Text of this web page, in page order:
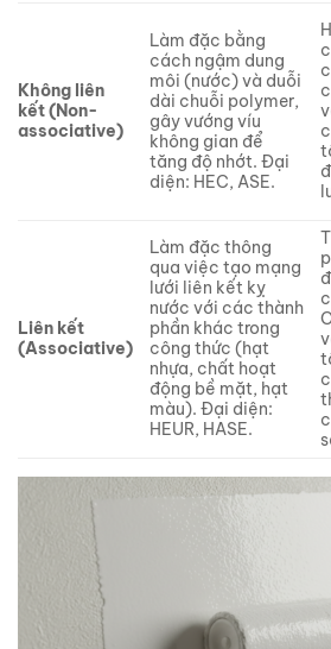
Không liên
kết (Non-
associative)
Làm đặc bằng
cách ngậm dung
môi (nước) và duỗi
dài chuỗi polymer,
gây vướng víu
không gian để
tăng độ nhớt. Đại
diện: HEC, ASE.
Liên kết
(Associative)
Làm đặc thông
qua việc tạo mạng
lưới liên kết kỵ
nước với các thành
phần khác trong
công thức (hạt
nhựa, chất hoạt
động bề mặt, hạt
màu). Đại diện:
HEUR, HASE.